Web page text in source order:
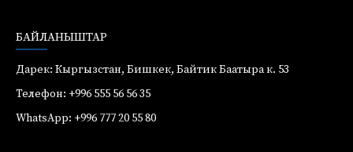
БАЙЛАНЫШТАР
Дарек: Кыргызстан, Бишкек, Байтик Баатыра к. 53
Телефон: +996 555 56 56 35
WhatsApp: +996 777 20 55 80